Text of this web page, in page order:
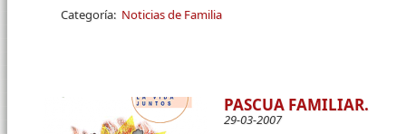
Categoría: Noticias de Familia
PASCUA FAMILIAR.
29-03-2007